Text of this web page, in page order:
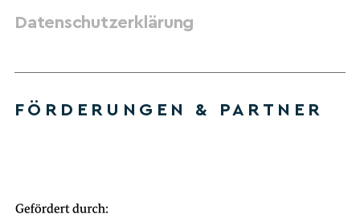
Datenschutzerklärung
FÖRDERUNGEN & PARTNER